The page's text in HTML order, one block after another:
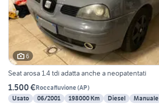
6
Seat arosa 1.4 tdi adatta anche a neopatentati
1.500 €Roccafluvione(AP)
Usato
06/2001 198000 Km Diesel Manuale